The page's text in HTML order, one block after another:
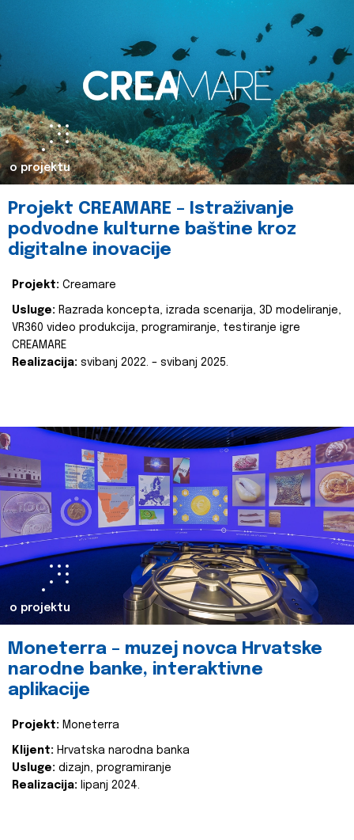
o projektu
Projekt CREAMARE – Istraživanje
podvodne kulturne baštine kroz
digitalne inovacije
Projekt: Creamare
Usluge: Razrada koncepta, izrada scenarija, 3D modeliranje,
VR360 video produkcija, programiranje, testiranje igre
CREAMARE
Realizacija: svibanj 2022. – svibanj 2025.
o projektu
Moneterra – muzej novca Hrvatske
narodne banke, interaktivne
aplikacije
Projekt: Moneterra
Klijent: Hrvatska narodna banka
Usluge: dizajn, programiranje
Realizacija: lipanj 2024.